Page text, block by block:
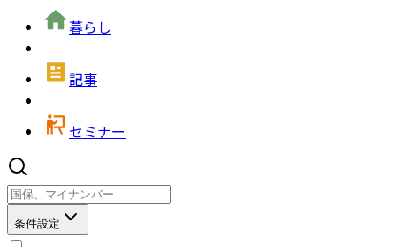
暮らし
記事
セミナー
条件設定